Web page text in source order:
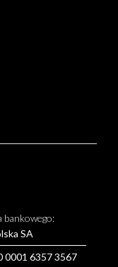
bankowego:
SA
0001 6357 3567